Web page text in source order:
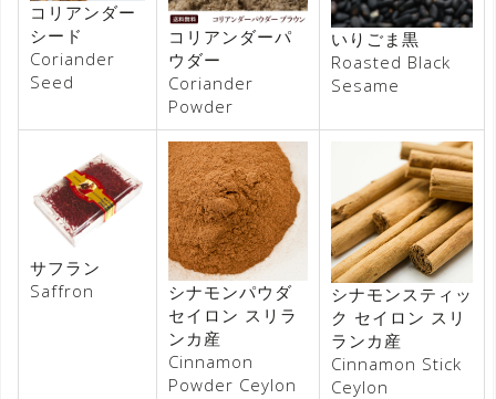
コリアンダー
シード
Coriander
Seed
コリアンダーパ
ウダー
Coriander
Powder
いりごま黒
Roasted Black
Sesame
サフラン
Saffron
シナモンパウダ
セイロン スリラ
ンカ産
Cinnamon
Powder Ceylon
シナモンスティッ
ク セイロン スリ
ランカ産
Cinnamon Stick
Ceylon